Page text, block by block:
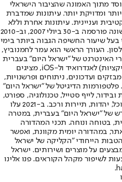
מתוך האמונה שהציבור הישראלי
ומדויקת יותר. עיתונות שמדברת
ועניינית. עיתונות אחרת וללא
תשלום. המהדורה המודפסת הראשונה פורסמה ב-30 ביולי 2007, וב-2010
בעל שיעור החשיפה הגבוה ביותר בימי
העורך הראשי הוא עמר לחמנוביץ,
האינטרנט של "ישראל היום" בעברית
ובאנגלית, כמו כן היישומונים (אפליקציות) לאנדרואיד ול-iOS, מציגים
ועדכונים, ניתוחים ופרשנויות,
פלטפורמות הדיגיטל של "ישראל היום"
לייף סטייל, טכנולוגיה, ספורט,
כלכלה וצרכנות, בריאות, חיילים, אוכל, יהדות, תיירות ורכב. ב-2021 עלו
של "ישראל היום" בעברית, במטרה
בטוחה ונוחה. תכני המהדורה
במהדורה יומית מקוונת, ואפשר
הייחודי "הקליקה של ישראל
על מוצרים ושירותים. ישראל
לשיפור מקהל הקוראים. פנו אלינו